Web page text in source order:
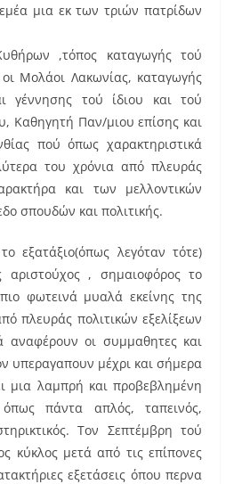
μια εκ των τριών πατρίδων
,τόπος καταγωγής τού
Μολάοι Λακωνίας, καταγωγής
γέννησης τού ίδιου και τού
Καθηγητή Παν/μιου επίσης και
πού όπως χαρακτηριστικά
του χρόνια από πλευράς
και των μελλοντικών
σπουδών και πολιτικής.
εξατάξιο(όπως λεγόταν τότε)
, σημαιοφόρος το
φωτεινά μυαλά εκείνης της
πλευράς πολιτικών εξελίξεων
αναφέρουν οι συμμαθητες και
υπεραγαπουν μέχρι και σήμερα
μια λαμπρή και προβεβλημένη
όπως πάντα απλός, ταπεινός,
Τον Σεπτέμβρη τού
κύκλος μετά από τις επίπονες
εξετάσεις όπου περνα